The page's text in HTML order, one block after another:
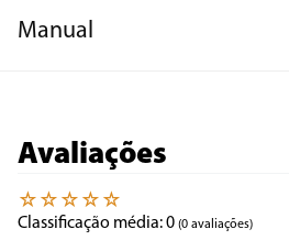
Manual
Avaliações
☆ ☆ ☆ ☆ ☆
Classificação média: 0 (0 avaliações)